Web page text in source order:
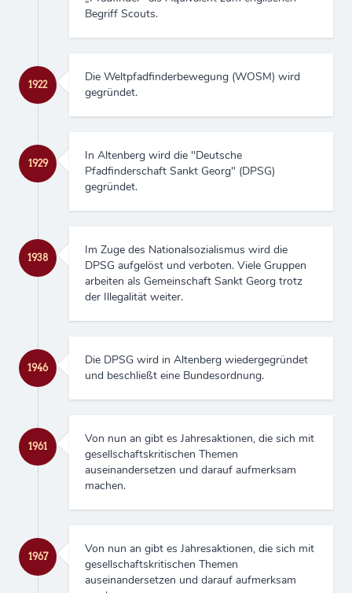
Begriff Scouts.
Die Weltpfadfinderbewegung (WOSM) wird
gegründet.
1922
1929
In Altenberg wird die "Deutsche
Pfadfinderschaft Sankt Georg" (DPSG)
gegründet.
Im Zuge des Nationalsozialismus wird die
DPSG aufgelöst und verboten. Viele Gruppen
arbeiten als Gemeinschaft Sankt Georg trotz
der Illegalität weiter.
1938
1946
Die DPSG wird in Altenberg wiedergegründet
und beschließt eine Bundesordnung.
Von nun an gibt es Jahresaktionen, die sich mit
gesellschaftskritischen Themen
auseinandersetzen und darauf aufmerksam
machen.
1961
1967
Von nun an gibt es Jahresaktionen, die sich mit
gesellschaftskritischen Themen
auseinandersetzen und darauf aufmerksam